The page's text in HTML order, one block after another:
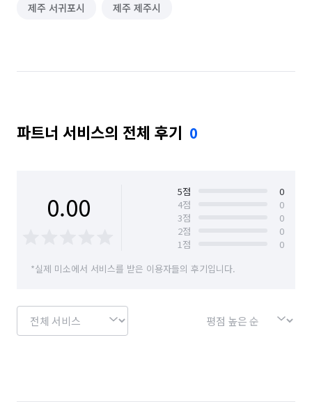
제주 서귀포시 제주 제주시
파트너 서비스의 전체 후기 0
0.00 5점
0
4점
0
3점
0
2점
0
1점
0
*실제 미소에서 서비스를 받은 이용자들의 후기입니다.